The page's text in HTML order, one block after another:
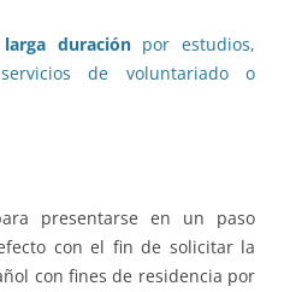
duraciónpor estudios,
de voluntariado o
presentarse en un paso
con el fin de solicitar la
con fines de residencia por